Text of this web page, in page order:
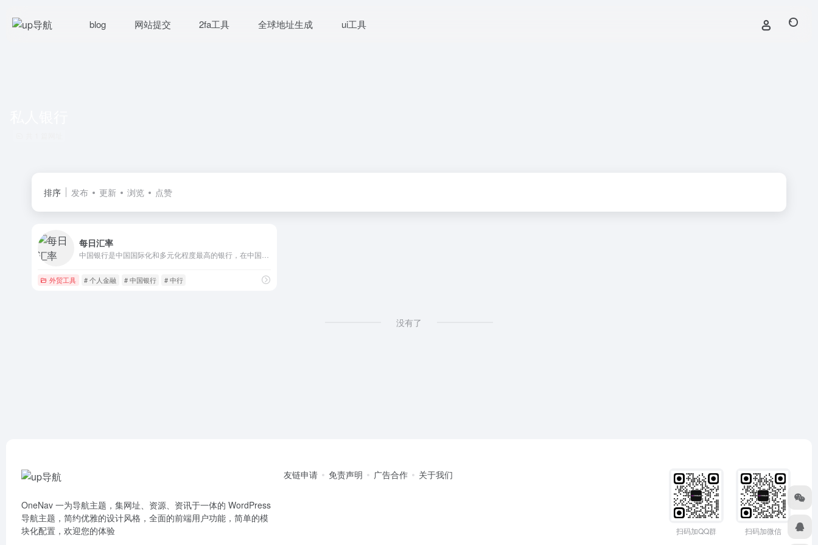
blog 网站提交 2fa工具 全球地址生成 ui工具
排序 发布 更新 浏览 点赞
每日汇率
外贸工具 # 个人金融 # 中国银行 # 中行
没有了
OneNav 一为导航主题，集网址、资源、资讯于一体的 WordPress
导航主题，简约优雅的设计风格，全面的前端用户功能，简单的模
块化配置，欢迎您的体验
友链申请 免责声明 广告合作 关于我们
扫码加QQ群 扫码加微信